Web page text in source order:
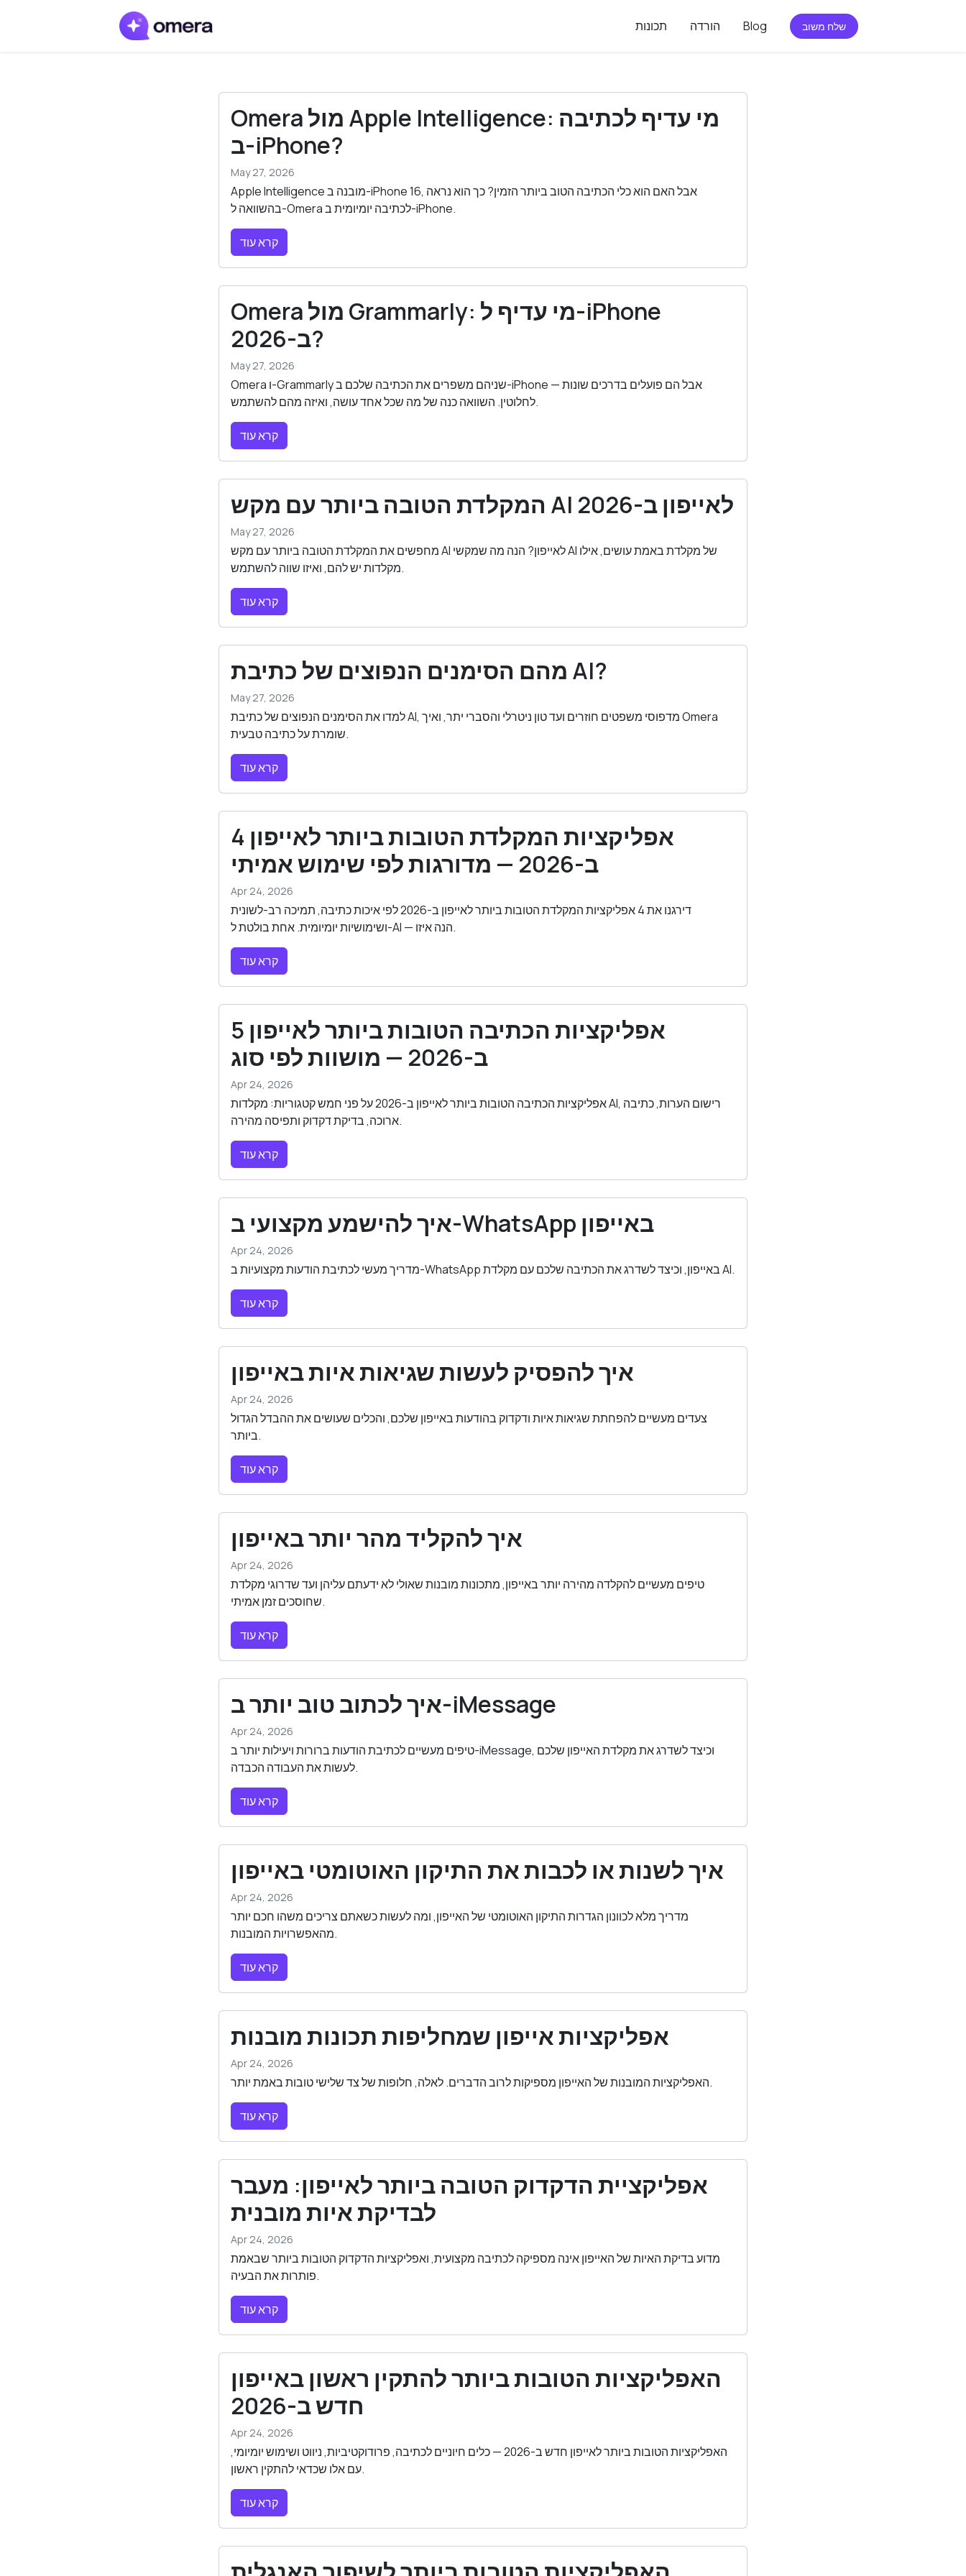
תכונות הורדה Blog שלח משוב
Omera מול Apple Intelligence: מי עדיף לכתיבה
ב-iPhone?
May 27, 2026
Apple Intelligence מובנה ב-iPhone 16, אבל האם הוא כלי הכתיבה הטוב ביותר הזמין? כך הוא נראה
בהשוואה ל-Omera לכתיבה יומיומית ב-iPhone.
קרא עוד
Omera מול Grammarly: מי עדיף ל-iPhone
ב-2026?
May 27, 2026
Omera ו-Grammarly שניהם משפרים את הכתיבה שלכם ב-iPhone — אבל הם פועלים בדרכים שונות
לחלוטין. השוואה כנה של מה שכל אחד עושה, ואיזה מהם להשתמש.
קרא עוד
המקלדת הטובה ביותר עם מקש AI לאייפון ב-2026
May 27, 2026
מחפשים את המקלדת הטובה ביותר עם מקש AI לאייפון? הנה מה שמקשי AI של מקלדת באמת עושים, אילו
מקלדות יש להם, ואיזו שווה להשתמש.
קרא עוד
מהם הסימנים הנפוצים של כתיבת AI?
May 27, 2026
למדו את הסימנים הנפוצים של כתיבת AI, מדפוסי משפטים חוזרים ועד טון ניטרלי והסברי יתר, ואיך Omera
שומרת על כתיבה טבעית.
קרא עוד
4 אפליקציות המקלדת הטובות ביותר לאייפון
ב-2026 — מדורגות לפי שימוש אמיתי
Apr 24, 2026
דירגנו את 4 אפליקציות המקלדת הטובות ביותר לאייפון ב-2026 לפי איכות כתיבה, תמיכה רב-לשונית
ושימושיות יומיומית. אחת בולטת ל-AI — הנה איזו.
קרא עוד
5 אפליקציות הכתיבה הטובות ביותר לאייפון
ב-2026 — מושוות לפי סוג
Apr 24, 2026
אפליקציות הכתיבה הטובות ביותר לאייפון ב-2026 על פני חמש קטגוריות: מקלדות AI, רישום הערות, כתיבה
ארוכה, בדיקת דקדוק ותפיסה מהירה.
קרא עוד
איך להישמע מקצועי ב-WhatsApp באייפון
Apr 24, 2026
מדריך מעשי לכתיבת הודעות מקצועיות ב-WhatsApp באייפון, וכיצד לשדרג את הכתיבה שלכם עם מקלדת AI.
קרא עוד
איך להפסיק לעשות שגיאות איות באייפון
Apr 24, 2026
צעדים מעשיים להפחתת שגיאות איות ודקדוק בהודעות באייפון שלכם, והכלים שעושים את ההבדל הגדול
ביותר.
קרא עוד
איך להקליד מהר יותר באייפון
Apr 24, 2026
טיפים מעשיים להקלדה מהירה יותר באייפון, מתכונות מובנות שאולי לא ידעתם עליהן ועד שדרוגי מקלדת
שחוסכים זמן אמיתי.
קרא עוד
איך לכתוב טוב יותר ב-iMessage
Apr 24, 2026
טיפים מעשיים לכתיבת הודעות ברורות ויעילות יותר ב-iMessage, וכיצד לשדרג את מקלדת האייפון שלכם
לעשות את העבודה הכבדה.
קרא עוד
איך לשנות או לכבות את התיקון האוטומטי באייפון
Apr 24, 2026
מדריך מלא לכוונון הגדרות התיקון האוטומטי של האייפון, ומה לעשות כשאתם צריכים משהו חכם יותר
מהאפשרויות המובנות.
קרא עוד
אפליקציות אייפון שמחליפות תכונות מובנות
Apr 24, 2026
האפליקציות המובנות של האייפון מספיקות לרוב הדברים. לאלה, חלופות של צד שלישי טובות באמת יותר.
קרא עוד
אפליקציית הדקדוק הטובה ביותר לאייפון: מעבר
לבדיקת איות מובנית
Apr 24, 2026
מדוע בדיקת האיות של האייפון אינה מספיקה לכתיבה מקצועית, ואפליקציות הדקדוק הטובות ביותר שבאמת
פותרות את הבעיה.
קרא עוד
האפליקציות הטובות ביותר להתקין ראשון באייפון
חדש ב-2026
Apr 24, 2026
האפליקציות הטובות ביותר לאייפון חדש ב-2026 — כלים חיוניים לכתיבה, פרודוקטיביות, ניווט ושימוש יומיומי,
עם אלו שכדאי להתקין ראשון.
קרא עוד